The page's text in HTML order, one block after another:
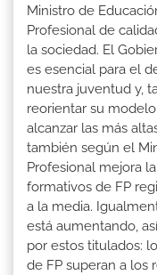
Ministro de
Profesional de
la sociedad. El
es esencial para el
nuestra juventud y,
reorientar su
alcanzar las más
también según el
Profesional mejora
formativos de FP
a la media.
está aumentando,
por estos titulados:
de FP superan a los